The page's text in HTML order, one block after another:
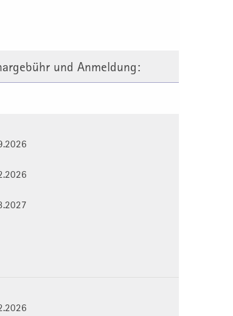
und Anmeldung: